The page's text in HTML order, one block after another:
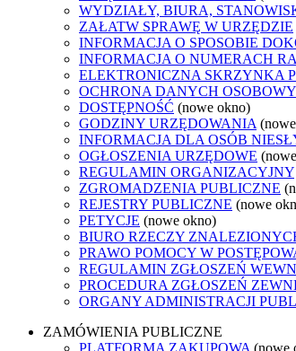
WYDZIAŁY, BIURA,
ZAŁATW SPRAWĘ W URZĘDZIE
INFORMACJA O SPOSOBIE
INFORMACJA O NUMERACH
ELEKTRONICZNA SKRZYNKA
OCHRONA DANYCH
DOSTĘPNOŚĆ (nowe okno)
GODZINY URZĘDOWANIA
INFORMACJA DLA OSÓB
OGŁOSZENIA URZĘDOWE
REGULAMIN ORGANIZACYJNY
ZGROMADZENIA PUBLICZNE
REJESTRY PUBLICZNE (nowe
PETYCJE (nowe okno)
BIURO RZECZY
PRAWO POMOCY W
REGULAMIN ZGŁOSZEŃ
PROCEDURA ZGŁOSZEŃ
ORGANY ADMINISTRACJI
ZAMÓWIENIA PUBLICZNE
PLATFORMA ZAKUPOWA (nowe